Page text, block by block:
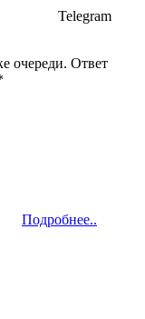
Telegram
очереди. Ответ
Подробнее..